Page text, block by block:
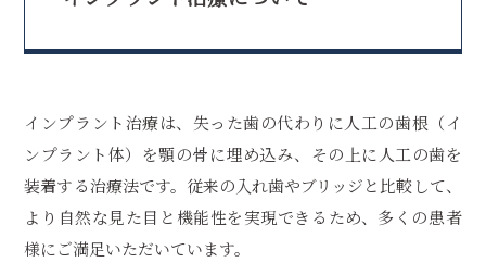
インプラント治療は、失った歯の代わりに人工の歯根（イ
ンプラント体）を顎の骨に埋め込み、その上に人工の歯を
装着する治療法です。従来の入れ歯やブリッジと比較して、
より自然な見た目と機能性を実現できるため、多くの患者
様にご満足いただいています。